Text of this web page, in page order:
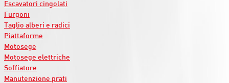
Escavatori cingolati
Furgoni
Taglio alberi e radici
Piattaforme
Motosege
Motosege elettriche
Soffiatore
Manutenzione prati